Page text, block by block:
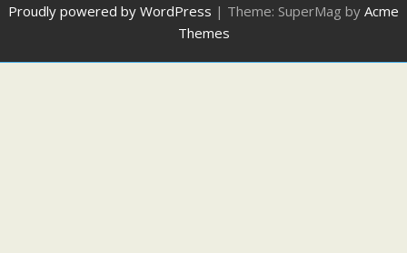
Proudly powered by WordPress | Theme: SuperMag by Acme
Themes